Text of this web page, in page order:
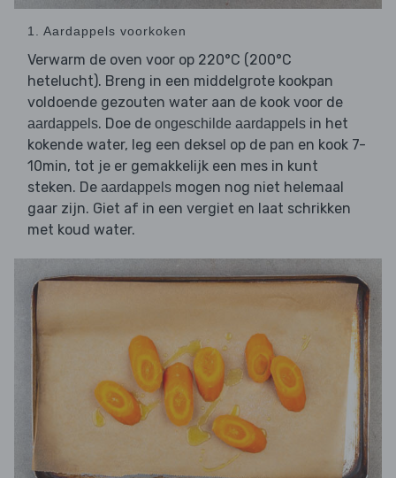
1. Aardappels voorkoken
Verwarm de oven voor op 220°C (200°C
hetelucht). Breng in een middelgrote kookpan
voldoende gezouten water aan de kook voor de
aardappels. Doe de ongeschilde aardappels in het
kokende water, leg een deksel op de pan en kook 7-
10min, tot je er gemakkelijk een mes in kunt
steken. De aardappels mogen nog niet helemaal
gaar zijn. Giet af in een vergiet en laat schrikken
met koud water.